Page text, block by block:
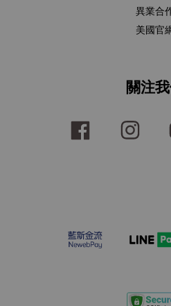
異業合
美國官
關注
Facebook